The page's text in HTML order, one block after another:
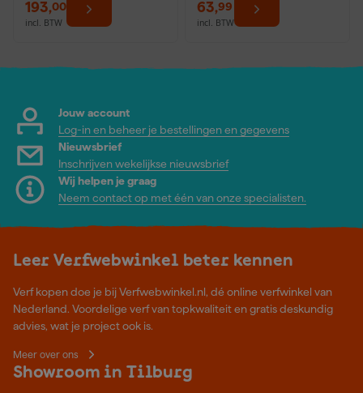
193,00
incl. BTW
63,99
incl. BTW
Jouw account
Log-in en beheer je bestellingen en gegevens
Nieuwsbrief
Inschrijven wekelijkse nieuwsbrief
Wij helpen je graag
Neem contact op met één van onze specialisten.
Leer Verfwebwinkel beter kennen
Verf kopen doe je bij Verfwebwinkel.nl, dé online verfwinkel van
Nederland. Voordelige verf van topkwaliteit en gratis deskundig
advies, wat je project ook is.
Meer over ons
Showroom in Tilburg